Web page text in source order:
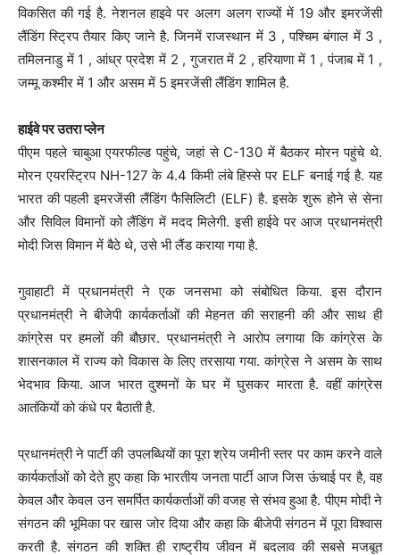
विकसित की गई है. नेशनल हाइवे पर अलग अलग राज्यों में 19 और इमरजेंसी
लैंडिंग स्ट्रिप तैयार किए जाने है. जिनमें राजस्थान में 3 , पश्चिम बंगाल में 3 ,
तमिलनाडु में 1 , आंध्र प्रदेश में 2 , गुजरात में 2 , हरियाणा में 1 , पंजाब में 1 ,
जम्मू कश्मीर में 1 और असम में 5 इमरजेंसी लैंडिंग शामिल है.
हाईवे पर उतरा प्लेन
पीएम पहले चाबुआ एयरफील्ड पहुंचे, जहां से C-130 में बैठकर मोरन पहुंचे थे.
मोरन एयरस्ट्रिप NH-127 के 4.4 किमी लंबे हिस्से पर ELF बनाई गई है. यह
भारत की पहली इमरजेंसी लैंडिंग फैसिलिटी (ELF) है. इसके शुरू होने से सेना
और सिविल विमानों को लैंडिंग में मदद मिलेगी. इसी हाईवे पर आज प्रधानमंत्री
मोदी जिस विमान में बैठे थे, उसे भी लैंड कराया गया है.
गुवाहाटी में प्रधानमंत्री ने एक जनसभा को संबोधित किया. इस दौरान
प्रधानमंत्री ने बीजेपी कार्यकर्ताओं की मेहनत की सराहनी की और साथ ही
कांग्रेस पर हमलों की बौछार. प्रधानमंत्री ने आरोप लगाया कि कांग्रेस के
शासनकाल में राज्य को विकास के लिए तरसाया गया. कांग्रेस ने असम के साथ
भेदभाव किया. आज भारत दुश्मनों के घर में घुसकर मारता है. वहीं कांग्रेस
आतंकियों को कंधे पर बैठाती है.
प्रधानमंत्री ने पार्टी की उपलब्धियों का पूरा श्रेय जमीनी स्तर पर काम करने वाले
कार्यकर्ताओं को देते हुए कहा कि भारतीय जनता पार्टी आज जिस ऊंचाई पर है, वह
केवल और केवल उन समर्पित कार्यकर्ताओं की वजह से संभव हुआ है. पीएम मोदी ने
संगठन की भूमिका पर खास जोर दिया और कहा कि बीजेपी संगठन में पूरा विश्वास
करती है. संगठन की शक्ति ही राष्ट्रीय जीवन में बदलाव की सबसे मजबूत